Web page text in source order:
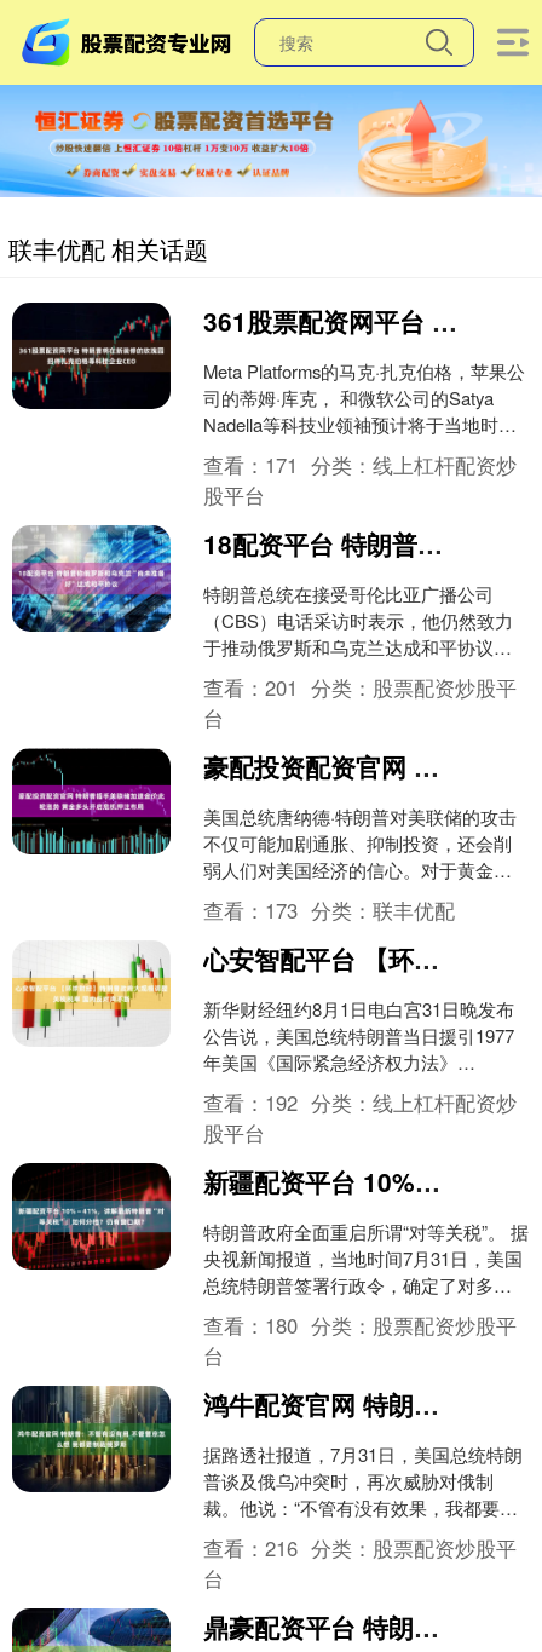
联丰优配 相关话题
361股票配资网平台 特朗普将在新装修的玫瑰园招待扎克伯格等科技企业CEO
Meta Platforms的马克·扎克伯格，苹果公
司的蒂姆·库克， 和微软公司的Satya
Nadella等科技业领袖预计将于当地时间
周四参加由美国第一夫人梅....
查看： 171 分类：线上杠杆配资炒
股平台
18配资平台 特朗普称俄罗斯和乌克兰“尚未准备好”达成和平协议
特朗普总统在接受哥伦比亚广播公司
（CBS）电话采访时表示，他仍然致力
于推动俄罗斯和乌克兰达成和平协议。
特朗普表示，他一直在与普京和泽连斯
基举行会谈。 特朗普说....
查看：201 分类： 股票配资炒股平
台
豪配投资配资官网 特朗普插手美联储加速金价此轮涨势 黄金多头开启危机押注布局
美国总统唐纳德·特朗普对美联储的攻击
不仅可能加剧通胀、抑制投资，还会削
弱人们对美国经济的信心。对于黄金多
头来说，这却是一个诱人的前景，巩固
了黄金的创纪录涨势，使....
查看： 173 分类：联丰优配
心安智配平台 【环球财经】特朗普政府大规模调整关税税率 国内反对声不断
新华财经纽约8月1日电白宫31日晚发布
公告说，美国总统特朗普当日援引1977
年美国《国际紧急经济权力法》
（IEEPA）等法律签署行政令，调整从69
个贸易伙伴进口....
查看： 192 分类：线上杠杆配资炒
股平台
新疆配资平台 10%～41%，详解最新特朗普“对等关税”：如何分档？仍有窗口期？
特朗普政府全面重启所谓“对等关税”。 据
央视新闻报道，当地时间7月31日，美国
总统特朗普签署行政令，确定了对多个
国家和地区征收的“对等关税”税率，具体
税率从10....
查看： 180 分类： 股票配资炒股平
台
鸿牛配资官网 特朗普：不管有没有用 不管普京怎么想 我都要制裁俄罗斯
据路透社报道，7月31日，美国总统特朗
普谈及俄乌冲突时，再次威胁对俄制
裁。他说：“不管有没有效果，我都要制
裁俄罗斯！”....
查看：216 分类： 股票配资炒股平
台
鼎豪配资平台 特朗普：已向伊朗告知达成协议的最后期限